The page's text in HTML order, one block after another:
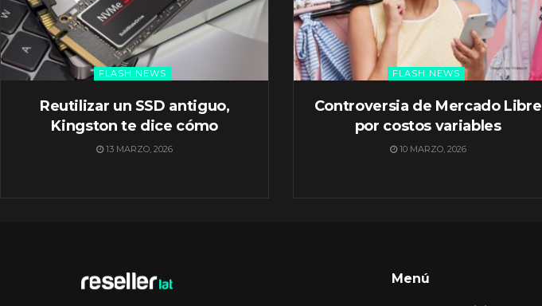
FLASH NEWS
Reutilizar un SSD antiguo,
Kingston te dice cómo
13 MARZO, 2026
FLASH NEWS
Controversia de Mercado Libre
por costos variables
10 MARZO, 2026
Menú